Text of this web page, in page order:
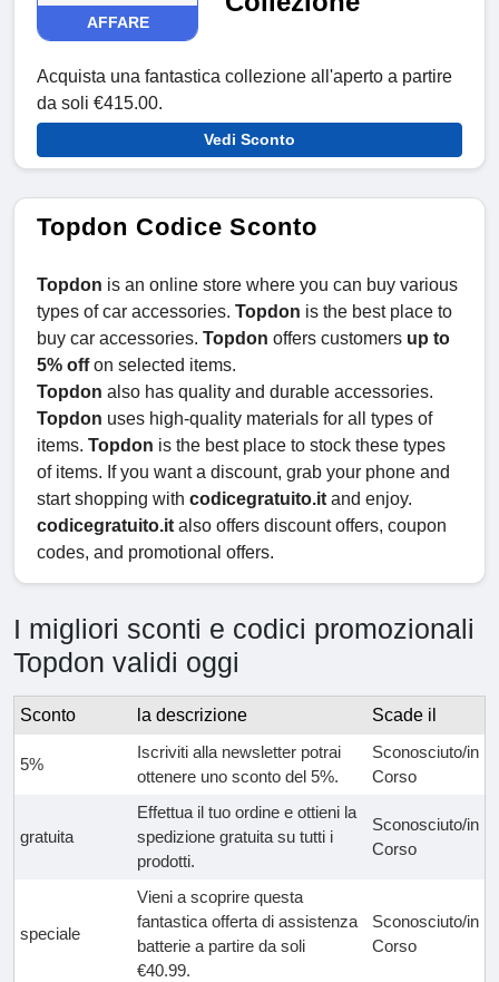
AFFARE
Acquista una fantastica collezione all'aperto a partire
da soli €415.00.
Vedi Sconto
Topdon Codice Sconto
Topdon is an online store where you can buy various
types of car accessories. Topdon is the best place to
buy car accessories. Topdon offers customers up to
5% offon selected items.
Topdon also has quality and durable accessories.
Topdon uses high-quality materials for all types of
items. Topdon is the best place to stock these types
of items. If you want a discount, grab your phone and
start shopping with codicegratuito.it and enjoy.
codicegratuito.it also offers discount offers, coupon
codes, and promotional offers.
I migliori sconti e codici promozionali
Topdon validi oggi
Sconto la descrizione Scade il
5%
Iscriviti alla newsletter potrai
ottenere uno sconto del 5%.
Sconosciuto/in
Corso
gratuita
Effettua il tuo ordine e ottieni la
spedizione gratuita su tutti i
prodotti.
Sconosciuto/in
Corso
speciale
Vieni a scoprire questa
fantastica offerta di assistenza
batterie a partire da soli
€40.99.
Sconosciuto/in
Corso